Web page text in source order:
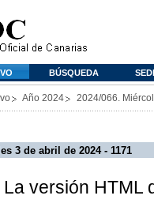
BÚSQUEDA
Año 2024 2024/066.
3 de abril de 2024 - 1171
versión HTML